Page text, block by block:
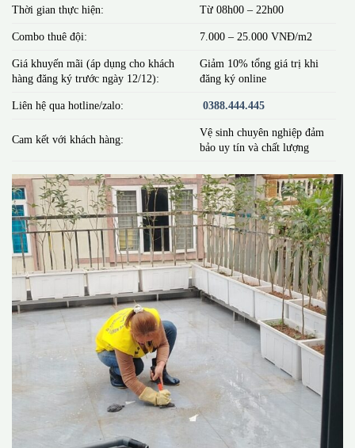
Thời gian thực hiện: Từ 08h00 – 22h00
Combo thuê đội: 7.000 – 25.000 VNĐ/m2
Giá khuyến mãi (áp dụng cho khách
hàng đăng ký trước ngày 12/12):
Giảm 10% tổng giá trị khi
đăng ký online
Liên hệ qua hotline/zalo: 0388.444.445
Cam kết với khách hàng:
Vệ sinh chuyên nghiệp đảm
bảo uy tín và chất lượng